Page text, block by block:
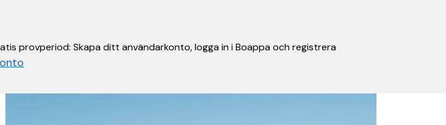
provperiod: Skapa ditt användarkonto, logga in i Boappa och registrera